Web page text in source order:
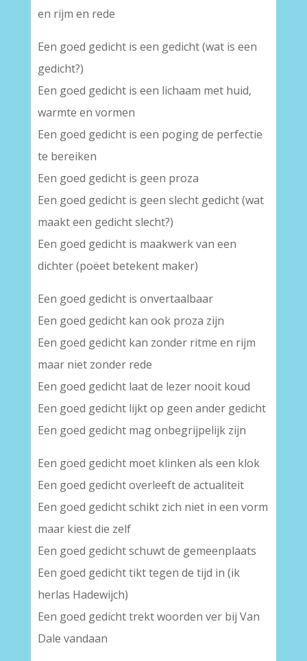
en rijm en rede
Een goed gedicht is een gedicht (wat is een
gedicht?)
Een goed gedicht is een lichaam met huid,
warmte en vormen
Een goed gedicht is een poging de perfectie
te bereiken
Een goed gedicht is geen proza
Een goed gedicht is geen slecht gedicht (wat
maakt een gedicht slecht?)
Een goed gedicht is maakwerk van een
dichter (poëet betekent maker)
Een goed gedicht is onvertaalbaar
Een goed gedicht kan ook proza zijn
Een goed gedicht kan zonder ritme en rijm
maar niet zonder rede
Een goed gedicht laat de lezer nooit koud
Een goed gedicht lijkt op geen ander gedicht
Een goed gedicht mag onbegrijpelijk zijn
Een goed gedicht moet klinken als een klok
Een goed gedicht overleeft de actualiteit
Een goed gedicht schikt zich niet in een vorm
maar kiest die zelf
Een goed gedicht schuwt de gemeenplaats
Een goed gedicht tikt tegen de tijd in (ik
herlas Hadewijch)
Een goed gedicht trekt woorden ver bij Van
Dale vandaan